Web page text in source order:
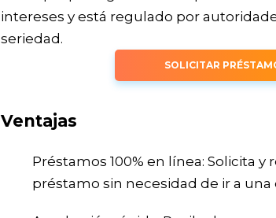
intereses y está regulado por
seriedad.
SOLICITAR
Ventajas
Préstamos 100% en línea: Solicita y
préstamo sin necesidad de ir a una